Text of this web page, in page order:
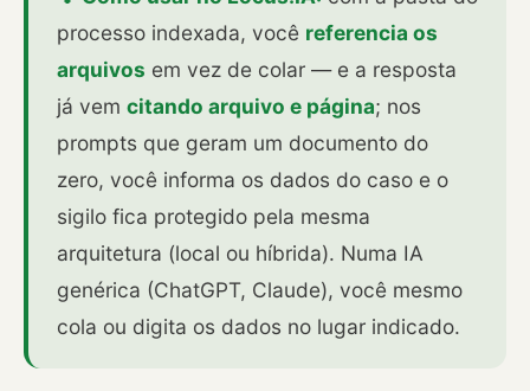
processo indexada, você referencia os
arquivos em vez de colar — e a resposta
já vem citando arquivo e página; nos
prompts que geram um documento do
zero, você informa os dados do caso e o
sigilo fica protegido pela mesma
arquitetura (local ou híbrida). Numa IA
genérica (ChatGPT, Claude), você mesmo
cola ou digita os dados no lugar indicado.